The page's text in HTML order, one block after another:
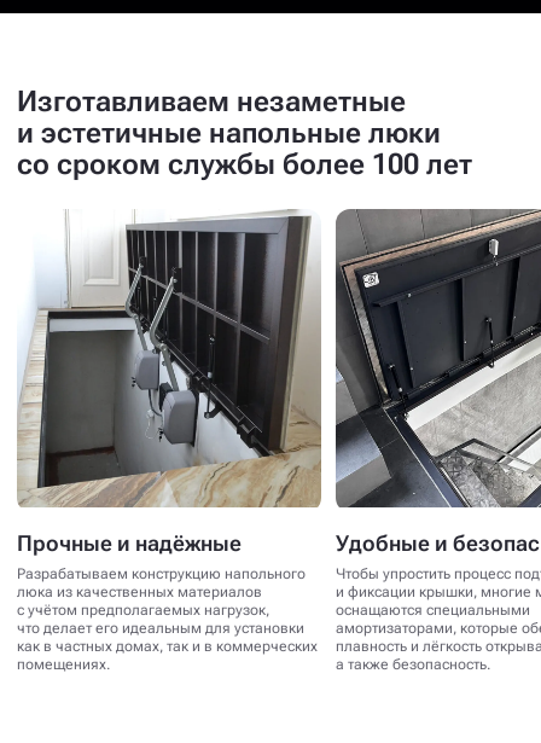
Изготавливаем незаметные
и эстетичные напольные люки
со сроком службы более 100 лет
Прочные и надёжные
Разрабатываем конструкцию напольного
люка из качественных материалов
с учётом предполагаемых нагрузок,
что делает его идеальным для установки
как в частных домах, так и в коммерческих
помещениях.
Удобные и
Чтобы упростить процесс
и фиксации крышки, многие
оснащаются специальными
амортизаторами, которые
плавность и лёгкость
а также безопасность.